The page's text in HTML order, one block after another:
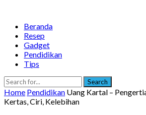
Beranda
Resep
Gadget
Pendidikan
Tips
Search
Home Pendidikan Uang Kartal –
Kertas, Ciri, Kelebihan